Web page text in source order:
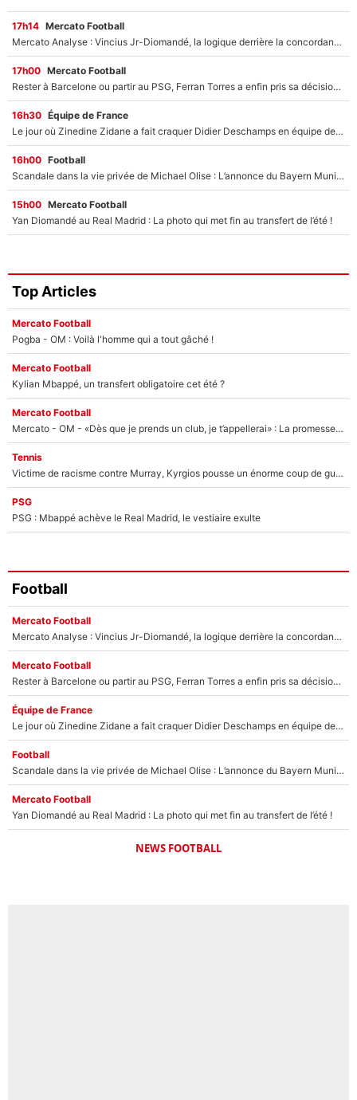
17h14 Mercato Football
Mercato Analyse : Vincius Jr-Diomandé, la logique derrière la concordance des temps
17h00 Mercato Football
Rester à Barcelone ou partir au PSG, Ferran Torres a enfin pris sa décision : La course contre la montre est lancée !
16h30 Équipe de France
Le jour où Zinedine Zidane a fait craquer Didier Deschamps en équipe de France : «Je m’en suis voulu», l’ancien sélectionneur a regretté son geste !
16h00 Football
Scandale dans la vie privée de Michael Olise : L’annonce du Bayern Munich sur son enfant caché
15h00 Mercato Football
Yan Diomandé au Real Madrid : La photo qui met fin au transfert de l’été !
Top Articles
Mercato Football
Pogba - OM : Voilà l'homme qui a tout gâché !
Mercato Football
Kylian Mbappé, un transfert obligatoire cet été ?
Mercato Football
Mercato - OM - «Dès que je prends un club, je t’appellerai» : La promesse de Marcelino au moment de claquer la porte
Tennis
Victime de racisme contre Murray, Kyrgios pousse un énorme coup de gueule !
PSG
PSG : Mbappé achève le Real Madrid, le vestiaire exulte
Football
Mercato Football
Mercato Analyse : Vincius Jr-Diomandé, la logique derrière la concordance des temps
Mercato Football
Rester à Barcelone ou partir au PSG, Ferran Torres a enfin pris sa décision : La course contre la montre est lancée !
Équipe de France
Le jour où Zinedine Zidane a fait craquer Didier Deschamps en équipe de France : «Je m’en suis voulu», l’ancien sélectionneur a regretté son geste !
Football
Scandale dans la vie privée de Michael Olise : L’annonce du Bayern Munich sur son enfant caché
Mercato Football
Yan Diomandé au Real Madrid : La photo qui met fin au transfert de l’été !
NEWS FOOTBALL